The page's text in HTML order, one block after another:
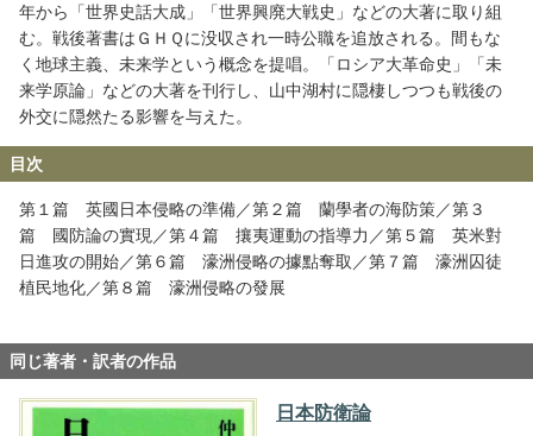
年から「世界史話大成」「世界興廃大戦史」などの大著に取り組
む。戦後著書はＧＨＱに没収され一時公職を追放される。間もな
く地球主義、未来学という概念を提唱。「ロシア大革命史」「未
来学原論」などの大著を刊行し、山中湖村に隠棲しつつも戦後の
外交に隠然たる影響を与えた。
目次
第１篇 英國日本侵略の準備／第２篇 蘭學者の海防策／第３
篇 國防論の實現／第４篇 攘夷運動の指導力／第５篇 英米對
日進攻の開始／第６篇 濠洲侵略の據點奪取／第７篇 濠洲囚徒
植民地化／第８篇 濠洲侵略の發展
同じ著者・訳者の作品
日本防衛論